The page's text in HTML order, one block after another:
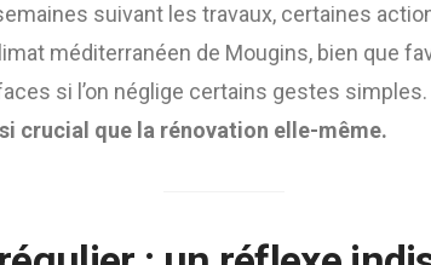
suivant les travaux, certaines
méditerranéen de Mougins, bien que
si l’on néglige certains gestes simples.
crucial que la rénovation elle-même.